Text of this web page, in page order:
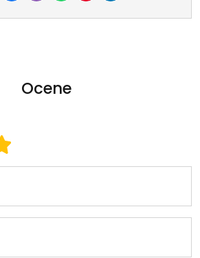
Ocene
5
4